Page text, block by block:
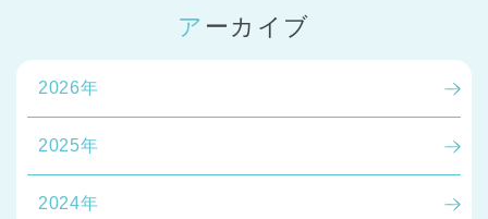
アーカイブ
2026年
2025年
2024年